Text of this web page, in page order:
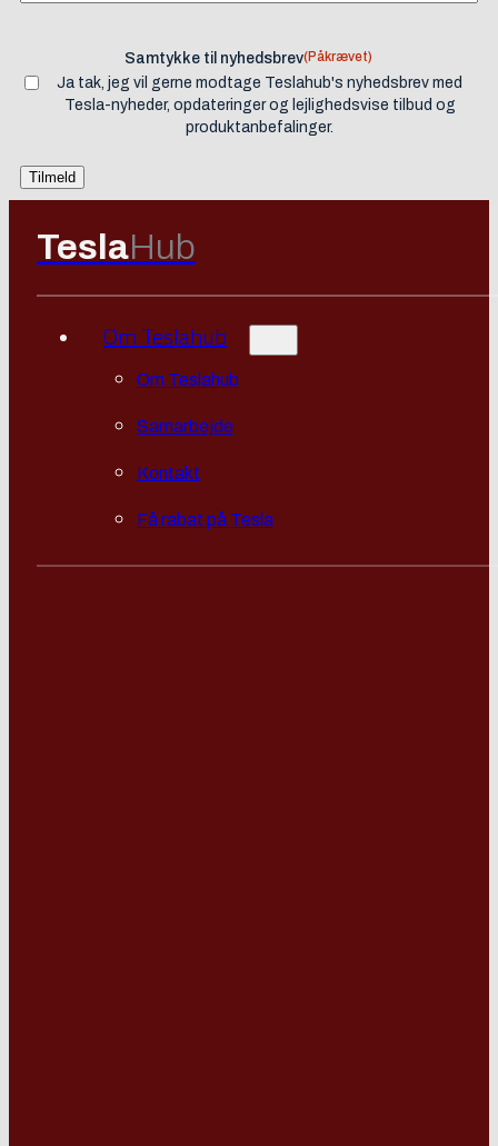
Samtykke til nyhedsbrev(Påkrævet)
Ja tak, jeg vil gerne modtage Teslahub's nyhedsbrev med
Tesla-nyheder, opdateringer og lejlighedsvise tilbud og
produktanbefalinger.
TeslaHub
Om Teslahub
Om Teslahub
Samarbejde
Kontakt
Få rabat på Tesla